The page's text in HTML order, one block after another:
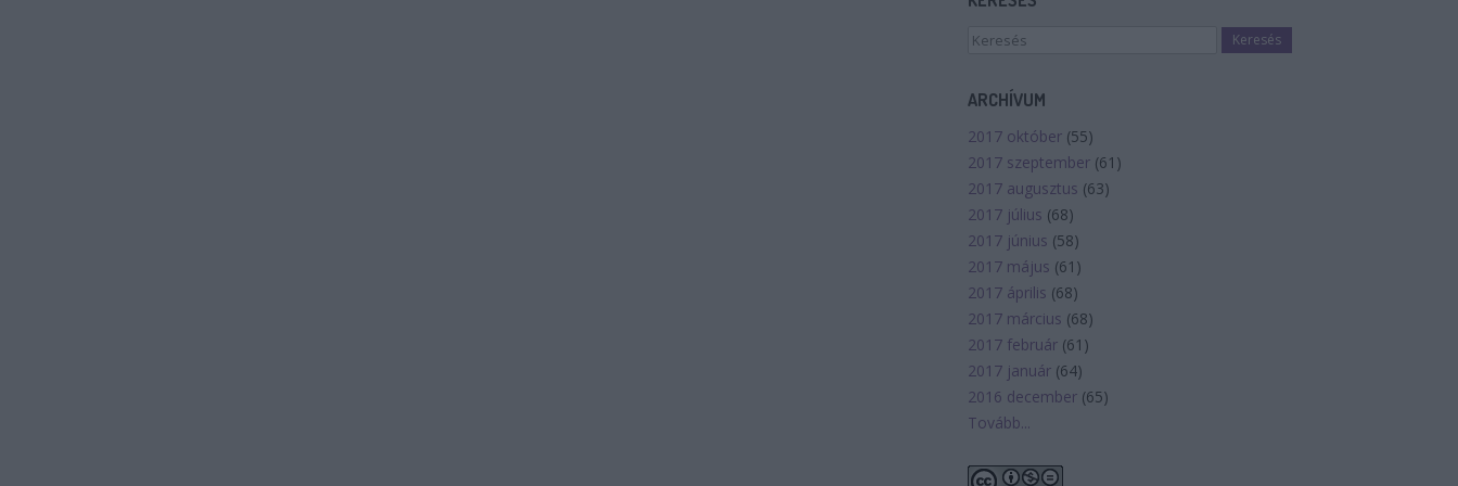
ARCHÍVUM
2017 október (55)
2017 szeptember (61 )
2017 augusztus (63)
2017 július (68)
2017 június (58)
2017 május (61 )
2017 április (68)
2017 március (68)
2017 február (61 )
2017 január (64)
2016 december (65)
Tovább...